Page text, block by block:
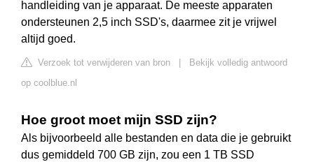
handleiding van je apparaat. De meeste apparaten
ondersteunen 2,5 inch SSD's, daarmee zit je vrijwel
altijd goed.
Verzoek tot verwijderen van bron
Bekijk volledig antwoord
op coolblue.nl
Hoe groot moet mijn SSD zijn?
Als bijvoorbeeld alle bestanden en data die je gebruikt
dus gemiddeld 700 GB zijn, zou een 1 TB SSD